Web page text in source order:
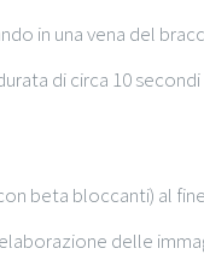
in una vena del
di circa 10
beta bloccanti) al
delle